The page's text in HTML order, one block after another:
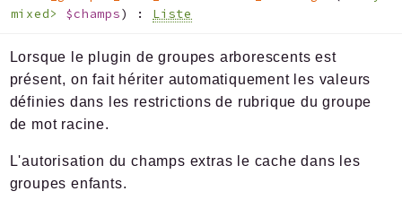
mixed> $champs) : Liste
Lorsque le plugin de groupes arborescents est
présent, on fait hériter automatiquement les valeurs
définies dans les restrictions de rubrique du groupe
de mot racine.
L'autorisation du champs extras le cache dans les
groupes enfants.